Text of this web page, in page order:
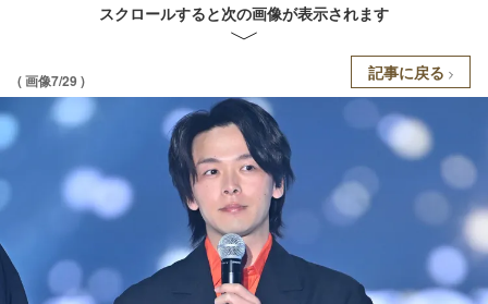
スクロールすると次の画像が表示されます
( 画像7/29 ) 記事に戻る